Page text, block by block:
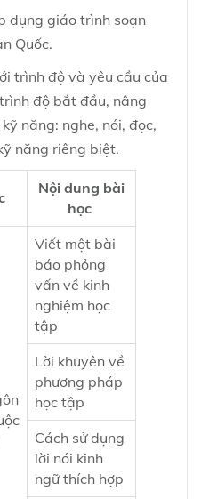
dụng giáo trình soạn
Quốc.
trình độ và yêu cầu của
độ bắt đầu, nâng
năng: nghe, nói, đọc,
năng riêng biệt.
Nội dung bài
học
Viết một bài
báo phỏng
vấn về kinh
nghiệm học
tập
Lời khuyên về
phương pháp
học tập
Cách sử dụng
lời nói kinh
ngữ thích hợp